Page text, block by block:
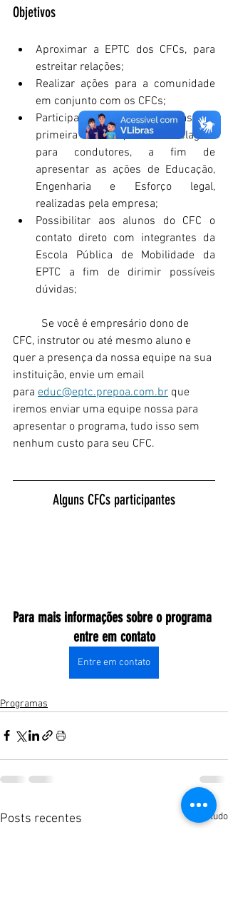
Objetivos
Aproximar a EPTC dos CFCs, para
estreitar relações;
Realizar ações para a comunidade
em conjunto com os CFCs;
Participar de aulas teóricas de
primeira habilitação e reciclagem
para condutores, a fim de
apresentar as ações de Educação,
Engenharia e Esforço legal,
realizadas pela empresa;
Possibilitar aos alunos do CFC o
contato direto com integrantes da
Escola Pública de Mobilidade da
EPTC a fim de dirimir possíveis
dúvidas;
CFC, instrutor ou até mesmo aluno e
quer a presença da nossa equipe na sua
instituição, envie um email
para educ@eptc.prepoa.com.br que
iremos enviar uma equipe nossa para
apresentar o programa, tudo isso sem
nenhum custo para seu CFC.
Alguns CFCs participantes
Para mais informações sobre o programa
entre em contato
Entre em contato
Programas
Posts recentes Ver tudo